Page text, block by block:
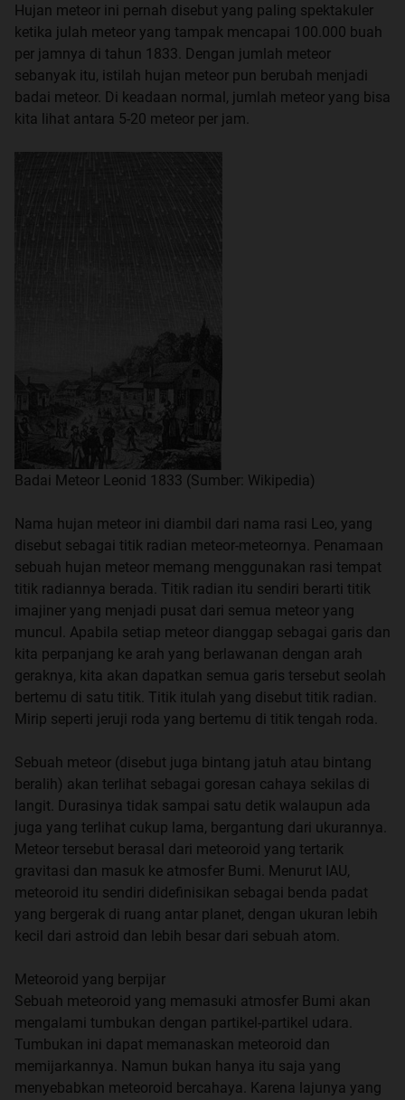
Hujan meteor ini pernah disebut yang paling spektakuler
ketika julah meteor yang tampak mencapai 100.000 buah
per jamnya di tahun 1833. Dengan jumlah meteor
sebanyak itu, istilah hujan meteor pun berubah menjadi
badai meteor. Di keadaan normal, jumlah meteor yang bisa
kita lihat antara 5-20 meteor per jam.
Badai Meteor Leonid 1833 (Sumber: Wikipedia)
Nama hujan meteor ini diambil dari nama rasi Leo, yang
disebut sebagai titik radian meteor-meteornya. Penamaan
sebuah hujan meteor memang menggunakan rasi tempat
titik radiannya berada. Titik radian itu sendiri berarti titik
imajiner yang menjadi pusat dari semua meteor yang
muncul. Apabila setiap meteor dianggap sebagai garis dan
kita perpanjang ke arah yang berlawanan dengan arah
geraknya, kita akan dapatkan semua garis tersebut seolah
bertemu di satu titik. Titik itulah yang disebut titik radian.
Mirip seperti jeruji roda yang bertemu di titik tengah roda.
Sebuah meteor (disebut juga bintang jatuh atau bintang
beralih) akan terlihat sebagai goresan cahaya sekilas di
langit. Durasinya tidak sampai satu detik walaupun ada
juga yang terlihat cukup lama, bergantung dari ukurannya.
Meteor tersebut berasal dari meteoroid yang tertarik
gravitasi dan masuk ke atmosfer Bumi. Menurut IAU,
meteoroid itu sendiri didefinisikan sebagai benda padat
yang bergerak di ruang antar planet, dengan ukuran lebih
kecil dari astroid dan lebih besar dari sebuah atom.
Meteoroid yang berpijar
Sebuah meteoroid yang memasuki atmosfer Bumi akan
mengalami tumbukan dengan partikel-partikel udara.
Tumbukan ini dapat memanaskan meteoroid dan
memijarkannya. Namun bukan hanya itu saja yang
menyebabkan meteoroid bercahaya. Karena lajunya yang